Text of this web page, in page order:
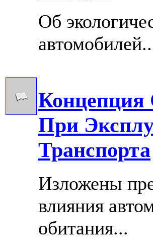
Об
Концепция
При
Транспорта
Изложены
влияния
обитания...